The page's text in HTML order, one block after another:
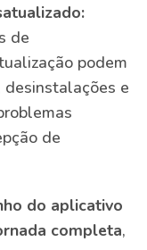
de
podem
e
de
do aplicativo
completa,